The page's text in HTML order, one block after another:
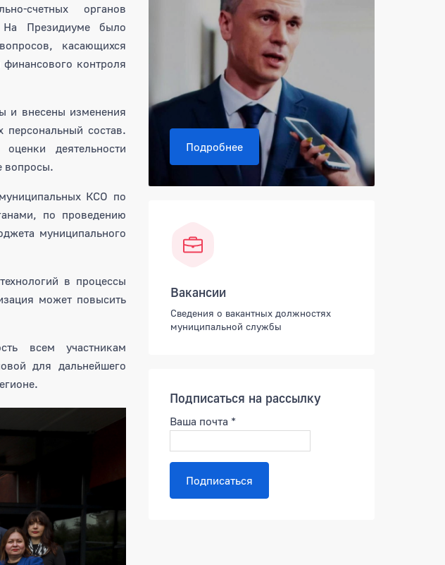
счетных органов
На Президиуме было
касающихся
контроля
и внесены изменения
состав.
деятельности
вопросы.
КСО по
по проведению
муниципального
в процессы
может повысить
всем участникам
для дальнейшего
Подробнее
Вакансии
Сведения о вакантных должностях
муниципальной службы
Подписаться на рассылку
Ваша почта *
Подписаться